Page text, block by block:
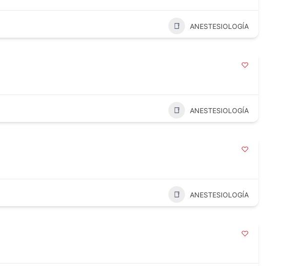
ANESTESIOLOGÍA
ANESTESIOLOGÍA
ANESTESIOLOGÍA